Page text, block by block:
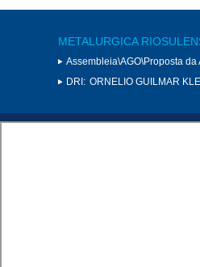
METALURGICA
Assembleia\AGO\Proposta da
DRI: ORNELIO GUILMAR